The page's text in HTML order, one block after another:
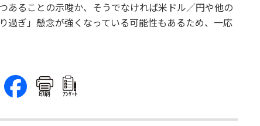
あることの示唆か、そうでなければ米ドル／円や他の
過ぎ」懸念が強くなっている可能性もあるため、一応
印刷 ｱﾝｹｰﾄ